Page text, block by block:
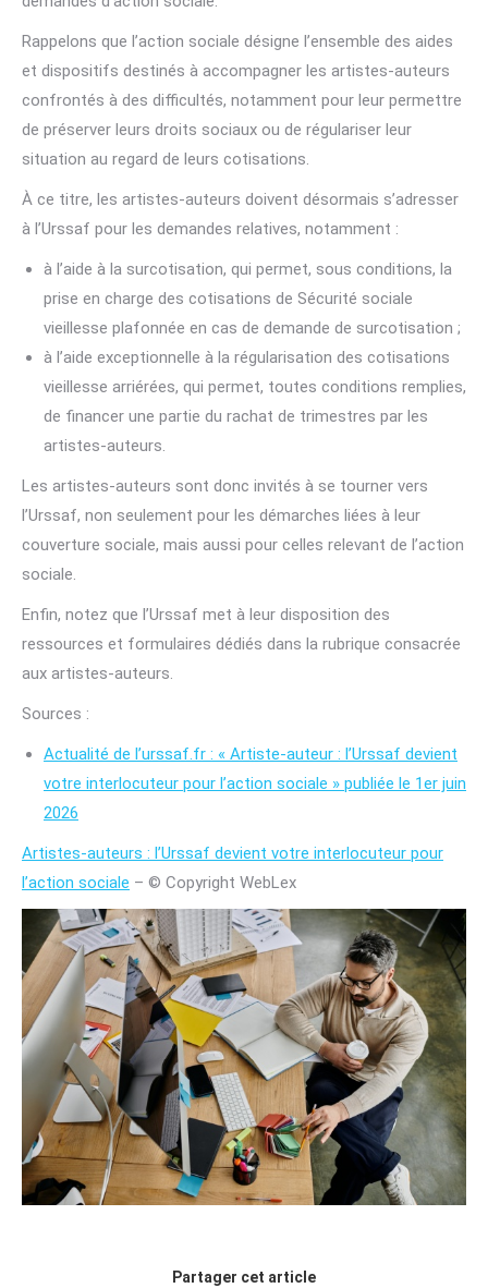
Rappelons que l’action sociale désigne l’ensemble des aides
et dispositifs destinés à accompagner les artistes-auteurs
confrontés à des difficultés, notamment pour leur permettre
de préserver leurs droits sociaux ou de régulariser leur
situation au regard de leurs cotisations.
À ce titre, les artistes-auteurs doivent désormais s’adresser
à l’Urssaf pour les demandes relatives, notamment :
à l’aide à la surcotisation, qui permet, sous conditions, la
prise en charge des cotisations de Sécurité sociale
vieillesse plafonnée en cas de demande de surcotisation ;
à l’aide exceptionnelle à la régularisation des cotisations
vieillesse arriérées, qui permet, toutes conditions remplies,
de financer une partie du rachat de trimestres par les
artistes-auteurs.
Les artistes-auteurs sont donc invités à se tourner vers
l’Urssaf, non seulement pour les démarches liées à leur
couverture sociale, mais aussi pour celles relevant de l’action
sociale.
Enfin, notez que l’Urssaf met à leur disposition des
ressources et formulaires dédiés dans la rubrique consacrée
aux artistes-auteurs.
Sources :
Actualité de l’urssaf.fr : « Artiste-auteur : l’Urssaf devient
votre interlocuteur pour l’action sociale » publiée le 1er juin
2026
Artistes-auteurs : l’Urssaf devient votre interlocuteur pour
l’action sociale – © Copyright WebLex
Partager cet article